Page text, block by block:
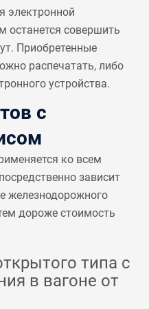
электронной
останется совершить
Приобретенные
распечатать, либо
устройства.
с
ко всем
зависит
железнодорожного
дороже стоимость
типа с
в вагоне от